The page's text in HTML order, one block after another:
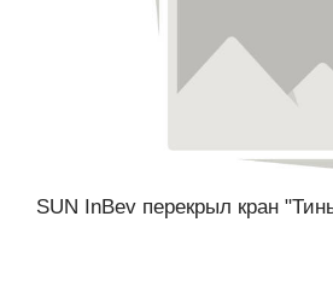
SUN InBev перекрыл кран